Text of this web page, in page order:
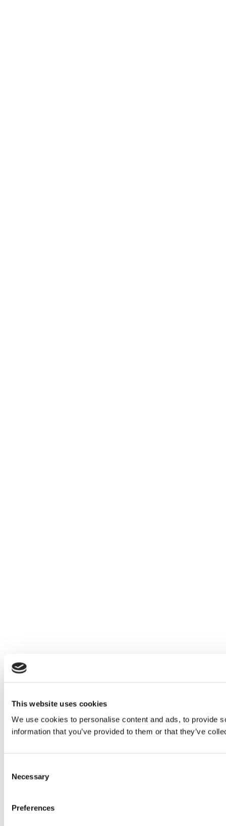
This website uses cookies
We use cookies to personalise content and ads, to provide
information that you’ve provided to them or that they’ve
Selection
Necessary
Preferences